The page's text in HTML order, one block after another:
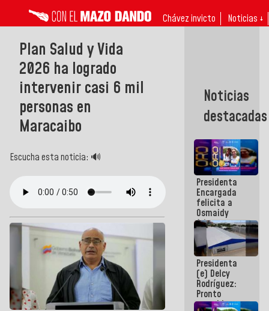
Chávez invicto Noticias ↓
Plan Salud y Vida
2026 ha logrado
intervenir casi 6 mil
personas en
Maracaibo
Escucha esta noticia: 🔊
Noticias
destacadas
Presidenta
Encargada
felicita a
Osmaidy
Arias y
Giraly
Marcano por
hacer
historia en
los
Centroamericanos
Presidenta
(e) Delcy
Rodríguez:
Pronto
restableceremos